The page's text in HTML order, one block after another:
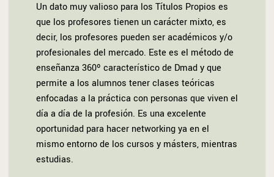
Un dato muy valioso para los Títulos Propios es
que los profesores tienen un carácter mixto, es
decir, los profesores pueden ser académicos y/o
profesionales del mercado. Este es el método de
enseñanza 360º característico de Dmad y que
permite a los alumnos tener clases teóricas
enfocadas a la práctica con personas que viven el
día a día de la profesión. Es una excelente
oportunidad para hacer networking ya en el
mismo entorno de los cursos y másters, mientras
estudias.